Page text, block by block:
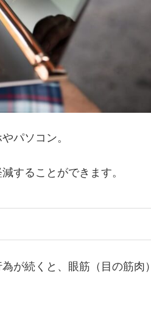
パソコン。
することができます。
が続くと、眼筋（目の筋肉